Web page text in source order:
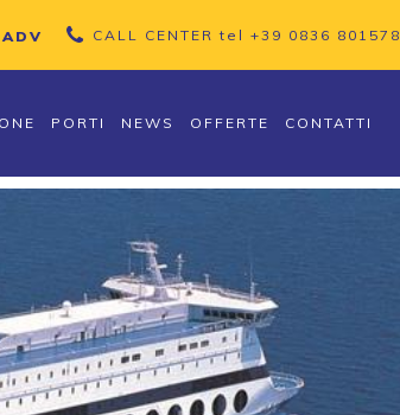
CALL CENTER tel +39 0836 801578
PORTI NEWS OFFERTE CONTATTI